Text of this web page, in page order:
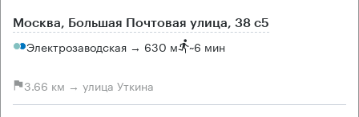
Москва, Большая Почтовая улица, 38 с5
Электрозаводская → 630 м ~6 мин
3.66 км → улица Уткина